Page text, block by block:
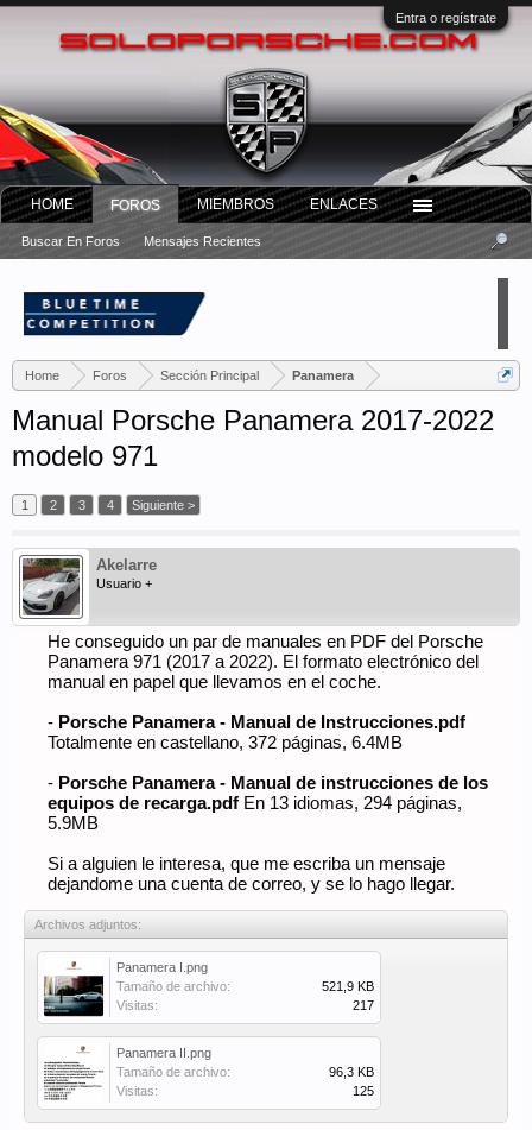
Entra o regístrate
Home Foros Sección Principal Panamera
Manual Porsche Panamera 2017-2022
modelo 971
1 2 3 4 Siguiente >
Akelarre
Usuario +
He conseguido un par de manuales en PDF del Porsche
Panamera 971 (2017 a 2022). El formato electrónico del
manual en papel que llevamos en el coche.
- Porsche Panamera - Manual de Instrucciones.pdf
Totalmente en castellano, 372 páginas, 6.4MB
- Porsche Panamera - Manual de instrucciones de los
equipos de recarga.pdf En 13 idiomas, 294 páginas,
5.9MB
Si a alguien le interesa, que me escriba un mensaje
dejandome una cuenta de correo, y se lo hago llegar.
Archivos adjuntos:
Panamera I.png
Tamaño de archivo:
521,9 KB
Visitas:
217
Panamera II.png
Tamaño de archivo:
96,3 KB
Visitas:
125
HOME FOROS
Buscar En Foros Mensajes Recientes
MIEMBROS ENLACES